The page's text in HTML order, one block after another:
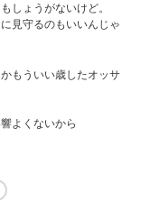
しょうがないけど。
見守るのもいいんじゃ
もういい歳したオッサ
よくないから